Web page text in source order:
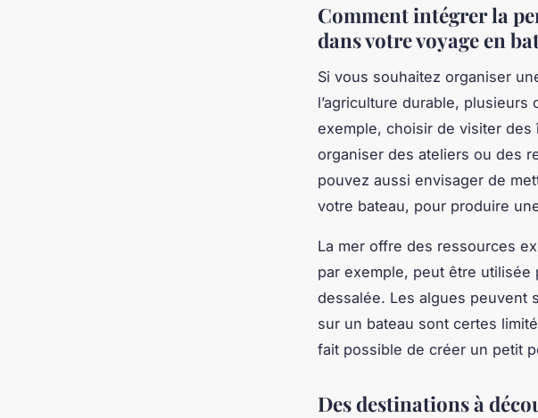
Comment intégrer la
dans votre voyage en
Si vous souhaitez organiser
l’agriculture durable, plusieurs
exemple, choisir de visiter des
organiser des ateliers ou des
pouvez aussi envisager de
votre bateau, pour produire
La mer offre des ressources
par exemple, peut être
dessalée. Les algues peuvent
sur un bateau sont certes
fait possible de créer un petit
Des destinations à